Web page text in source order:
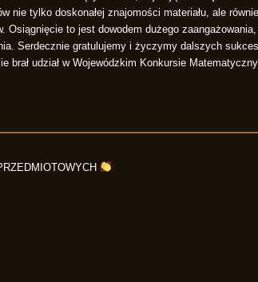
nie tylko doskonałej znajomości materiału, ale
Osiągnięcie to jest dowodem dużego
Serdecznie gratulujemy i życzymy dalszych
brał udział w Wojewódzkim Konkursie